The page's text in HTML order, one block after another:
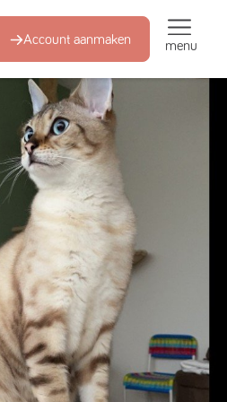
Account aanmaken menu